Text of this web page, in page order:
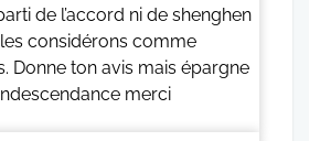
de l’accord ni de shenghen
considérons comme
Donne ton avis mais épargne
merci